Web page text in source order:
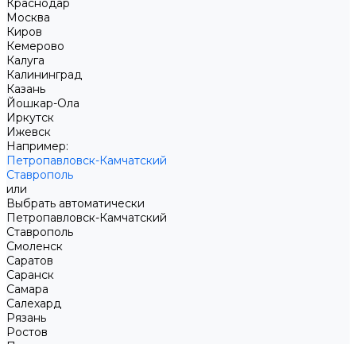
Краснодар
Москва
Киров
Кемерово
Калуга
Калининград
Казань
Йошкар-Ола
Иркутск
Ижевск
Например:
Петропавловск-Камчатский
Ставрополь
или
Выбрать автоматически
Петропавловск-Камчатский
Ставрополь
Смоленск
Саратов
Саранск
Самара
Салехард
Рязань
Ростов